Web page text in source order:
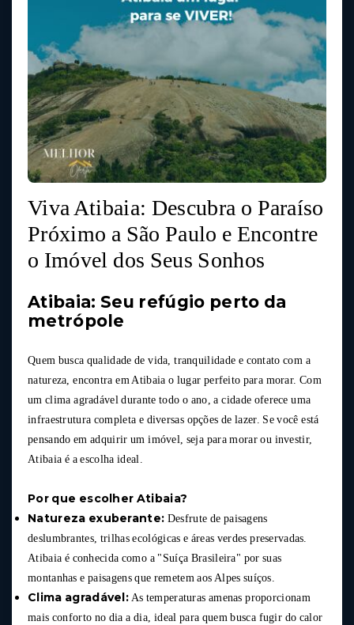
Viva Atibaia: Descubra o Paraíso
Próximo a São Paulo e Encontre
o Imóvel dos Seus Sonhos
Atibaia: Seu refúgio perto da
metrópole
Quem busca qualidade de vida, tranquilidade e contato com a
natureza, encontra em Atibaia o lugar perfeito para morar. Com
um clima agradável durante todo o ano, a cidade oferece uma
infraestrutura completa e diversas opções de lazer. Se você está
pensando em adquirir um imóvel, seja para morar ou investir,
Atibaia é a escolha ideal.
Por que escolher Atibaia?
Natureza exuberante: Desfrute de paisagens
deslumbrantes, trilhas ecológicas e áreas verdes preservadas.
Atibaia é conhecida como a "Suíça Brasileira" por suas
montanhas e paisagens que remetem aos Alpes suíços.
Clima agradável: As temperaturas amenas proporcionam
mais conforto no dia a dia, ideal para quem busca fugir do calor